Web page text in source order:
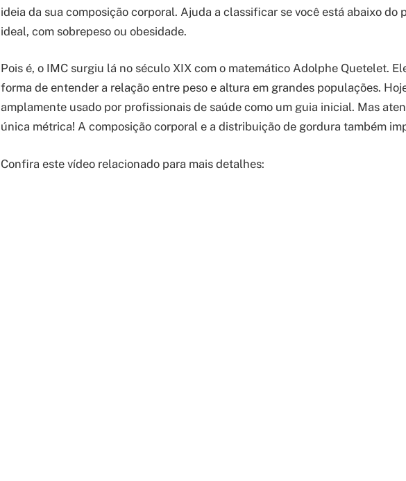
ideia da sua composição corporal. Ajuda a classificar se você está abaixo do
ideal, com sobrepeso ou obesidade.
Pois é, o IMC surgiu lá no século XIX com o matemático Adolphe Quetelet.
forma de entender a relação entre peso e altura em grandes populações.
amplamente usado por profissionais de saúde como um guia inicial. Mas
única métrica! A composição corporal e a distribuição de gordura também
Confira este vídeo relacionado para mais detalhes: